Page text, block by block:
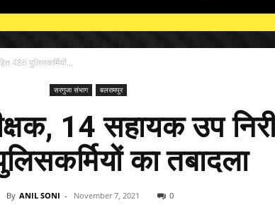
486 पुलिसकर्मियों...
सरगुजा संभाग बलरामपुर
14 सहायक उप
का तबादला
By ANIL SONI - November 7, 2021 0